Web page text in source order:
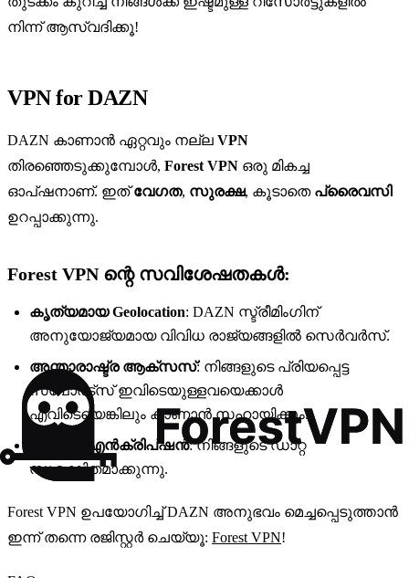
നിന്ന് ആസ്വദിക്കൂ!
VPN for DAZN
DAZN കാണാൻ ഏറ്റവും നല്ല VPN
തിരഞ്ഞെടുക്കുമ്പോൾ, Forest VPN ഒരു മികച്ച
ഓപ്ഷനാണ്. ഇത്വേഗത, സുരക്ഷ, കൂടാതെ പ്രൈവസി
ഉറപ്പാക്കുന്നു.
Forest VPN ന്റെ സവിശേഷതകൾ:
കൃത്യമായ Geolocation: DAZN സ്ട്രീമിംഗിന്
അനുയോജ്യമായ വിവിധ രാജ്യങ്ങളിൽ സെർവർസ്.
അന്താരാഷ്ട്ര ആക്സസ്: നിങ്ങളുടെ പ്രിയപ്പെട്ട
സ്പോർട്സ് ഇവിടെയുള്ളവയെക്കാൾ
എവിടെയെങ്കിലും കാണാൻ സഹായിക്കും.
ഉയർന്ന എൻക്രിപ്ഷൻ: നിങ്ങളുടെ ഡാറ്റ
സുരക്ഷിതമാക്കുന്നു.
Forest VPN ഉപയോഗിച്ച് DAZN അനുഭവം മെച്ചപ്പെടുത്താൻ
ഇന്ന് തന്നെ രജിസ്റ്റർ ചെയ്യൂ: Forest VPN!